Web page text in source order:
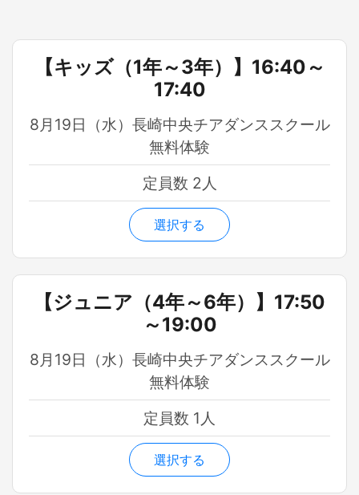
【キッズ（1年～3年）】16:40～
17:40
8月19日（水）長崎中央チアダンススクール
無料体験
定員数 2人
選択する
【ジュニア（4年～6年）】17:50
～19:00
8月19日（水）長崎中央チアダンススクール
無料体験
定員数 1人
選択する